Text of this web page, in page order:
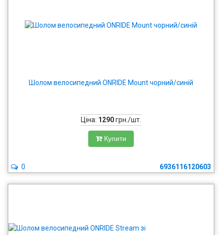
Шолом велосипедний ONRIDE Mount чорний/синій
Ціна: 1290грн./шт.
Купити
6936116120603
0